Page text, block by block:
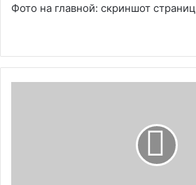
Фото на главной: скриншот